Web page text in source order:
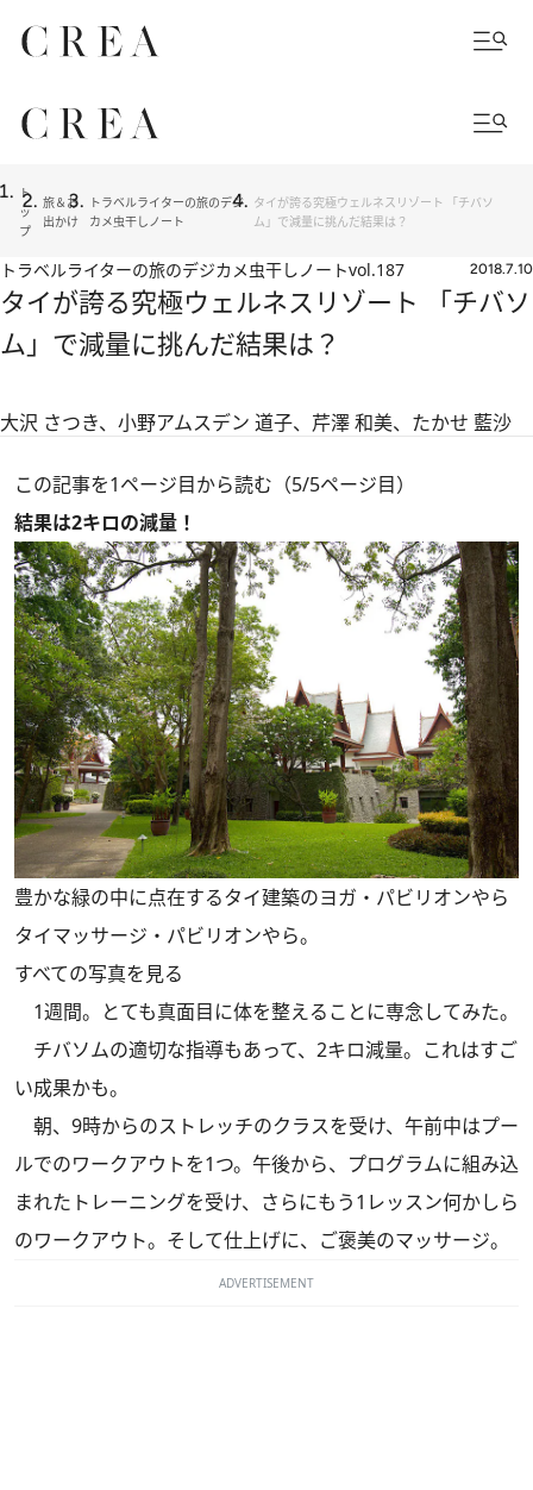
ト
ッ
プ
旅＆お
出かけ
トラベルライターの旅のデジ
カメ虫干しノート
タイが誇る究極ウェルネスリゾート 「チバソ
ム」で減量に挑んだ結果は？
トラベルライターの旅のデジカメ虫干しノートvol.187 2018.7.10
タイが誇る究極ウェルネスリゾート 「チバソ
ム」で減量に挑んだ結果は？
大沢 さつき、小野アムスデン 道子、芹澤 和美、たかせ 藍沙
この記事を1ページ目から読む（5/5ページ目）
結果は2キロの減量！
豊かな緑の中に点在するタイ建築のヨガ・パビリオンやら
タイマッサージ・パビリオンやら。
すべての写真を見る
1週間。とても真面目に体を整えることに専念してみた。
チバソムの適切な指導もあって、2キロ減量。これはすご
い成果かも。
朝、9時からのストレッチのクラスを受け、午前中はプー
ルでのワークアウトを1つ。午後から、プログラムに組み込
まれたトレーニングを受け、さらにもう1レッスン何かしら
のワークアウト。そして仕上げに、ご褒美のマッサージ。
ADVERTISEMENT